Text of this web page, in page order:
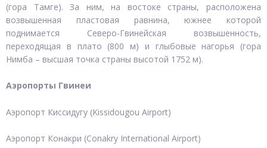
(гора Тамге). За ним, на востоке страны, расположена
возвышенная пластовая равнина, южнее которой
поднимается Северо-Гвинейская возвышенность,
переходящая в плато (800 м) и глыбовые нагорья (гора
Нимба – высшая точка страны высотой 1752 м).
Аэропорты Гвинеи
Аэропорт Киссидугу (Kissidougou Airport)
Аэропорт Конакри (Conakry International Airport)